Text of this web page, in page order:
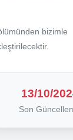
bizimle
13/10/
Son